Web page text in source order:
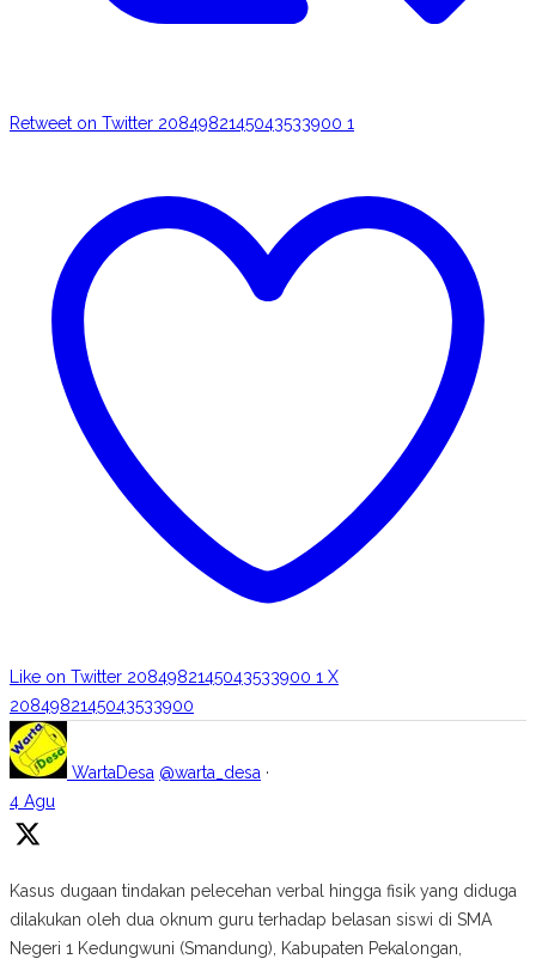
Retweet on Twitter 2084982145043533900 1
Like on Twitter 2084982145043533900 1 X
2084982145043533900
WartaDesa @warta_desa ·
4 Agu
Kasus dugaan tindakan pelecehan verbal hingga fisik yang diduga
dilakukan oleh dua oknum guru terhadap belasan siswi di SMA
Negeri 1 Kedungwuni (Smandung), Kabupaten Pekalongan,